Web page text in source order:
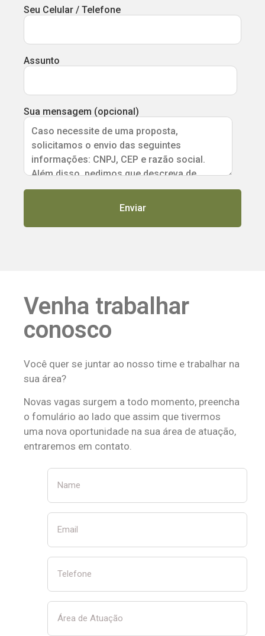
Seu Celular / Telefone
Assunto
Sua mensagem (opcional)
Venha trabalhar
conosco
Você quer se juntar ao nosso time e trabalhar na
sua área?
Novas vagas surgem a todo momento, preencha
o fomulário ao lado que assim que tivermos
uma nova oportunidade na sua área de atuação,
entraremos em contato.